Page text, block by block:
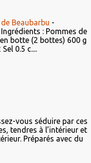
Beaubarbu -
: Pommes de
botte (2 bottes) 600 g
0.5 c....
vous séduire par ces
tendres à l’intérieur et
Préparés avec du